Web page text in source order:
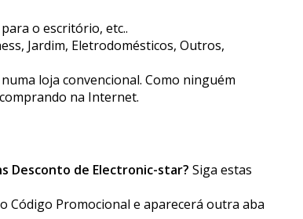
o escritório, etc..
Jardim, Eletrodomésticos, Outros,
loja convencional. Como ninguém
na Internet.
Desconto de Electronic-star? Siga estas
Código Promocional e aparecerá outra aba